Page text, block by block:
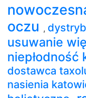
oczu ,
usuwanie
niepłodność
dostawca
nasienia